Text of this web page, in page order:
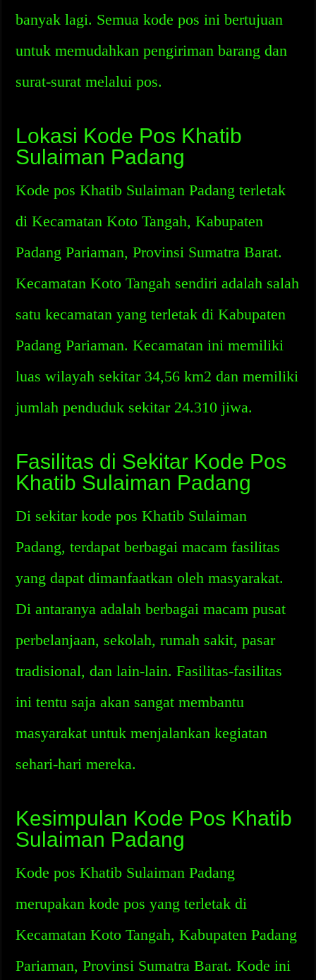
banyak lagi. Semua kode pos ini bertujuan
untuk memudahkan pengiriman barang dan
surat-surat melalui pos.
Lokasi Kode Pos Khatib
Sulaiman Padang
Kode pos Khatib Sulaiman Padang terletak
di Kecamatan Koto Tangah, Kabupaten
Padang Pariaman, Provinsi Sumatra Barat.
Kecamatan Koto Tangah sendiri adalah salah
satu kecamatan yang terletak di Kabupaten
Padang Pariaman. Kecamatan ini memiliki
luas wilayah sekitar 34,56 km2 dan memiliki
jumlah penduduk sekitar 24.310 jiwa.
Fasilitas di Sekitar Kode Pos
Khatib Sulaiman Padang
Di sekitar kode pos Khatib Sulaiman
Padang, terdapat berbagai macam fasilitas
yang dapat dimanfaatkan oleh masyarakat.
Di antaranya adalah berbagai macam pusat
perbelanjaan, sekolah, rumah sakit, pasar
tradisional, dan lain-lain. Fasilitas-fasilitas
ini tentu saja akan sangat membantu
masyarakat untuk menjalankan kegiatan
sehari-hari mereka.
Kesimpulan Kode Pos Khatib
Sulaiman Padang
Kode pos Khatib Sulaiman Padang
merupakan kode pos yang terletak di
Kecamatan Koto Tangah, Kabupaten Padang
Pariaman, Provinsi Sumatra Barat. Kode ini